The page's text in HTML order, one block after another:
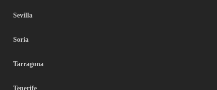
Sevilla
Soria
Tarragona
Tenerife